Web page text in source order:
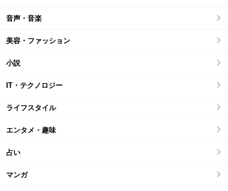
音声・音楽
美容・ファッション
小説
IT・テクノロジー
ライフスタイル
エンタメ・趣味
占い
マンガ